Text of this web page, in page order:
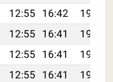
12:55 16:42
19:54
12:55 16:41
19:53
12:55 16:41
19:52
12:55 16:41
19:51